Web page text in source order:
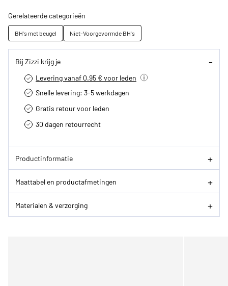
Gerelateerde categorieën
BH's met beugel Niet-Voorgevormde BH's
Bij Zizzi krijg je
Levering vanaf 0.95 € voor leden
Snelle levering: 3-5 werkdagen
Gratis retour voor leden
30 dagen retourrecht­
Productinformatie
Maattabel en productafmetingen
Materialen & verzorging